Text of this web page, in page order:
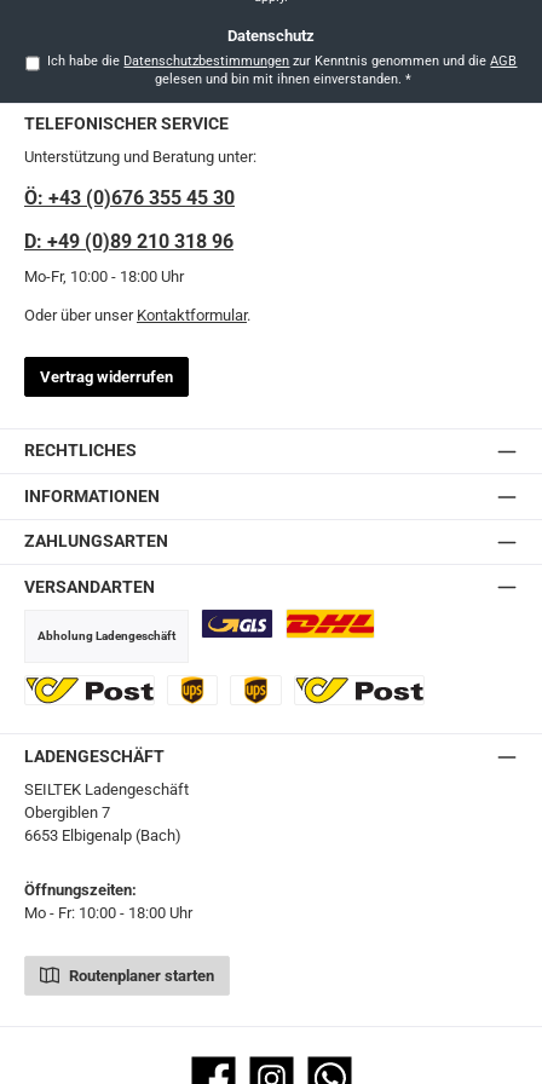
Datenschutz
Ich habe die Datenschutzbestimmungen zur Kenntnis genommen und dieAGB
gelesen und bin mit ihnen einverstanden. *
TELEFONISCHER SERVICE
Unterstützung und Beratung unter:
Ö: +43 (0)676 355 45 30
D: +49 (0)89 210 318 96
Mo-Fr, 10:00 - 18:00 Uhr
Oder über unser Kontaktformular.
Vertrag widerrufen
RECHTLICHES
INFORMATIONEN
ZAHLUNGSARTEN
VERSANDARTEN
Abholung Ladengeschäft
LADENGESCHÄFT
SEILTEK Ladengeschäft
Obergiblen 7
6653 Elbigenalp (Bach)
Öffnungszeiten:
Mo - Fr: 10:00 - 18:00 Uhr
Routenplaner starten